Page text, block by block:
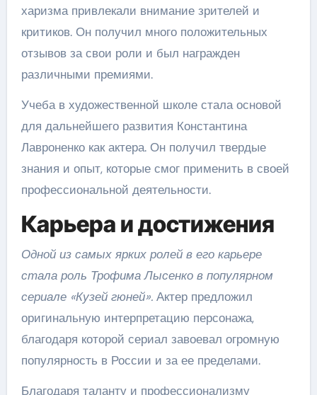
харизма привлекали внимание зрителей и
критиков. Он получил много положительных
отзывов за свои роли и был награжден
различными премиями.
Учеба в художественной школе стала основой
для дальнейшего развития Константина
Лавроненко как актера. Он получил твердые
знания и опыт, которые смог применить в своей
профессиональной деятельности.
Карьера и достижения
Одной из самых ярких ролей в его карьере
стала роль Трофима Лысенко в популярном
сериале «Кузей гюней».Актер предложил
оригинальную интерпретацию персонажа,
благодаря которой сериал завоевал огромную
популярность в России и за ее пределами.
Благодаря таланту и профессионализму